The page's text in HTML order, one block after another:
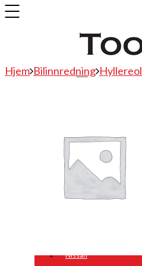
Hyundai
Nissan
Hjem Bilinnredning Hyllereol